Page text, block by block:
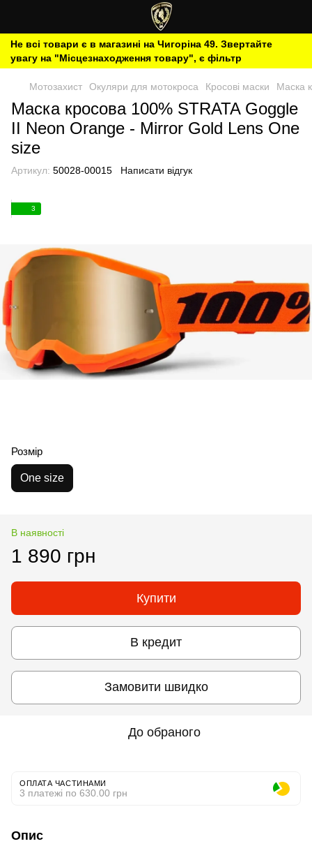
Не всі товари є в магазині на Чигоріна 49. Звертайте
увагу на "Місцезнаходження товару", є фільтр
Мотозахист Окуляри для мотокроса Кросові маски Маска
Маска кросова 100% STRATA Goggle
II Neon Orange - Mirror Gold Lens One
size
Артикул: 50028-00015 Написати відгук
3
Розмір
One size
В наявності
1 890 грн
Купити
В кредит
Замовити швидко
До обраного
ОПЛАТА ЧАСТИНАМИ
3 платежі по 630.00 грн
Опис